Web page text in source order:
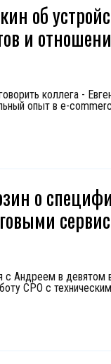
об
и
коллега -
опыт в e-
о
с Андреем в девятом
CPO с